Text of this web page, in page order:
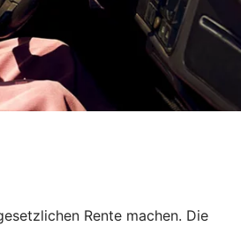
Rente machen. Die